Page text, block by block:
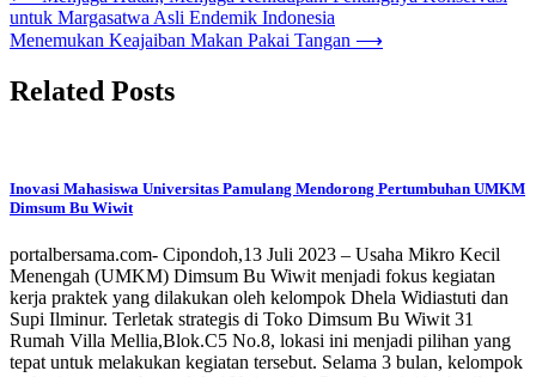
untuk Margasatwa Asli Endemik Indonesia
Menemukan Keajaiban Makan Pakai Tangan ⟶
Related Posts
Inovasi Mahasiswa Universitas Pamulang Mendorong Pertumbuhan UMKM
Dimsum Bu Wiwit
portalbersama.com- Cipondoh,13 Juli 2023 – Usaha Mikro Kecil
Menengah (UMKM) Dimsum Bu Wiwit menjadi fokus kegiatan
kerja praktek yang dilakukan oleh kelompok Dhela Widiastuti dan
Supi Ilminur. Terletak strategis di Toko Dimsum Bu Wiwit 31
Rumah Villa Mellia,Blok.C5 No.8, lokasi ini menjadi pilihan yang
tepat untuk melakukan kegiatan tersebut. Selama 3 bulan, kelompok